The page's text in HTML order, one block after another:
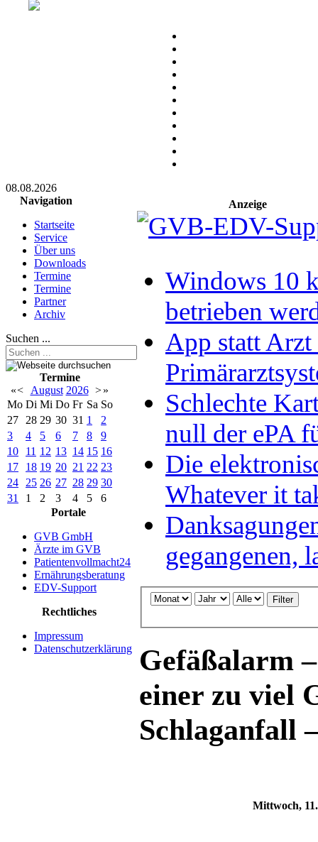
08.08.2026
Navigation
Startseite
Service
Über uns
Downloads
Termine
Termine
Partner
Archiv
Suchen ...
Termine
«< August 2026 > »
Mo Di Mi Do Fr Sa So
27
28 29 30 31 1
2
3
4 5 6 7 8
9
10
11 12 13 14 15 16
17
18 19 20 21 22 23
24
25 26 27 28 29 30
31
1 2 3 4 5
6
Portale
GVB GmbH
Ärzte im GVB
Patientenvollmacht24
Ernährungsberatung
EDV-Support
Rechtliches
Impressum
Datenschutzerklärung
Anzeige
Windows 10
betrieben
App statt
Schlechte
null der ePA
Die
Whatever it
gegangenen,
Filter
Gefäßalarm
einer zu viel
Schlaganfall
Mittwoch,